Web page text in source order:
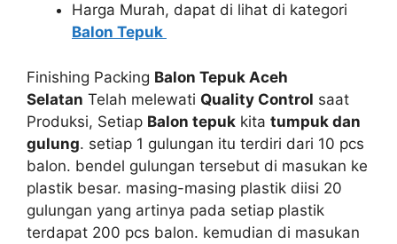
Harga Murah, dapat di lihat di kategori
Balon Tepuk
Finishing Packing Balon Tepuk Aceh
Selatan Telah melewati Quality Control saat
Produksi, Setiap Balon tepuk kita tumpuk dan
gulung. setiap 1 gulungan itu terdiri dari 10 pcs
balon. bendel gulungan tersebut di masukan ke
plastik besar. masing-masing plastik diisi 20
gulungan yang artinya pada setiap plastik
terdapat 200 pcs balon. kemudian di masukan